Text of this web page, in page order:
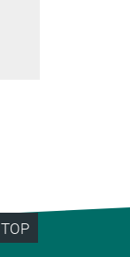
TOP